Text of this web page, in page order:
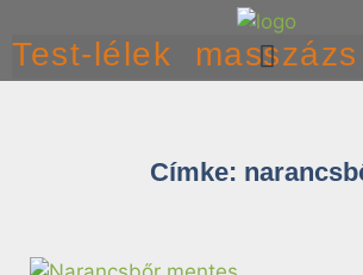
Test-lélek masszázs
Címke: